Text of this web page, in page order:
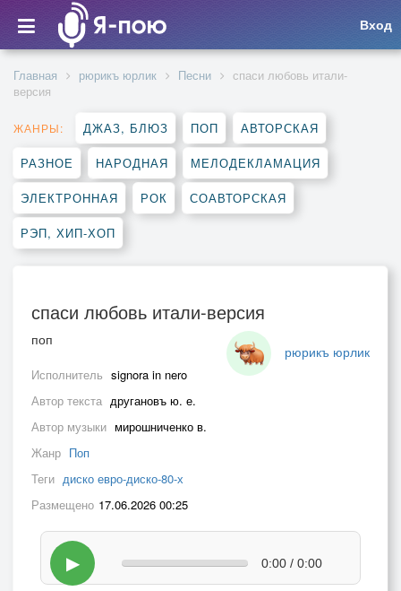
Вход
Главная рюрикъ юрлик Песни
спаси любовь итали-
версия
ЖАНРЫ: ДЖАЗ, БЛЮЗ ПОП АВТОРСКАЯ
РАЗНОЕ НАРОДНАЯ МЕЛОДЕКЛАМАЦИЯ
ЭЛЕКТРОННАЯ РОК СОАВТОРСКАЯ
РЭП, ХИП-ХОП
спаси любовь итали-версия
рюрикъ юрлик
поп
Исполнитель signora in nero
Автор текста другановъ ю. е.
Автор музыки мирошниченко в.
Жанр Поп
Теги диско евро-диско-80-х
Размещено 17.06.2026 00:25
▶ 0:00 / 0:00